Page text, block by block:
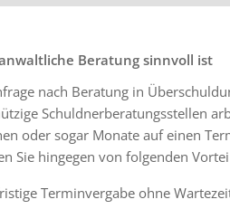
Beratung sinnvoll ist
nach Beratung in
Schuldnerberatungsstellen
oder sogar Monate auf einen
Sie hingegen von folgenden
Terminvergabe ohne